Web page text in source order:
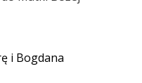
i Bogdana